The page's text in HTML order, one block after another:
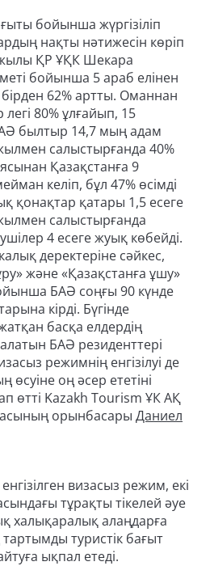
бойынша жүргізіліп
нақты нәтижесін көріп
ҚР ҰҚК Шекара
бойынша 5 араб елінен
62% артты. Оманнан
80% ұлғайып, 15
былтыр 14,7 мың адам
салыстырғанда 40%
Қазақстанға 9
келіп, бұл 47% өсімді
қонақтар қатары 1,5 есеге
салыстырғанда
4 есеге жуық көбейді.
деректеріне сәйкес,
және «Қазақстанға ұшу»
БАӘ соңғы 90 күнде
кірді. Бүгінде
басқа елдердің
БАӘ резиденттері
режимнің енгізілуі де
өсуіне оң әсер ететіні
өтті Kazakh Tourism ҰК АҚ
орынбасары Даниел
визасыз режим, екі
тұрақты тікелей әуе
халықаралық алаңдарға
туристік бағыт
ықпал етеді.